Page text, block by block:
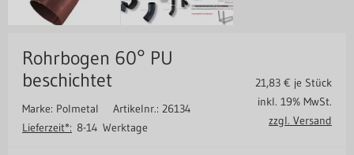
Rohrbogen 60° PU
beschichtet
Marke: Polmetal Artikelnr.: 26134
Lieferzeit*: 8-14 Werktage
21,83 € je Stück
inkl. 19% MwSt.
zzgl. Versand